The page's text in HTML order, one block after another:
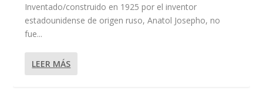
Inventado/construido en 1925 por el inventor
estadounidense de origen ruso, Anatol Josepho, no
fue...
LEER MÁS